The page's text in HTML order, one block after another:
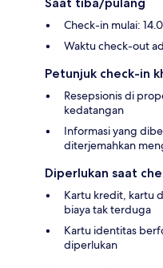
Check-in mulai:
Waktu check-out
Petunjuk check-in
Resepsionis di
kedatangan
Informasi yang
diterjemahkan
Diperlukan saat
Kartu kredit, kartu
biaya tak terduga
Kartu identitas
diperlukan